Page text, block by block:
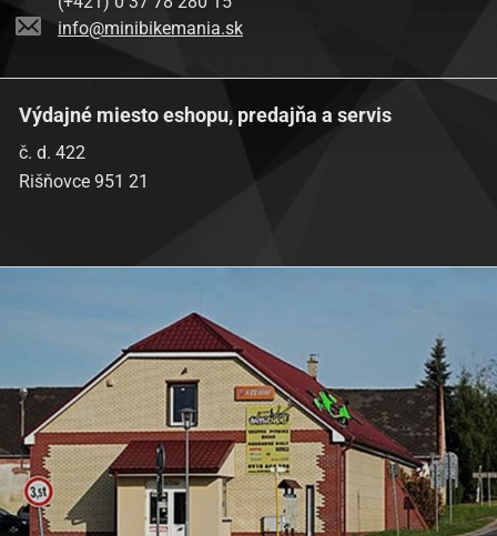
info@minibikemania.sk
Výdajné miesto eshopu, predajňa a servis
č. d. 422
Rišňovce 951 21